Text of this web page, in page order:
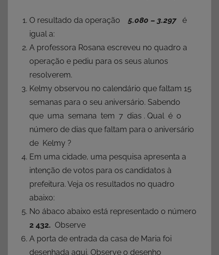
O resultado da operação 5.080 – 3.297
é
igual a:
A professora Rosana escreveu no quadro a
operação e pediu para os seus alunos
resolverem.
Kelmy observou no calendário que faltam 15
semanas para o seu aniversário. Sabendo
que uma semana tem 7 dias . Qual é o
número de dias que faltam para o aniversário
de Kelmy ?
Em uma cidade, uma pesquisa apresenta a
intenção de votos para os candidatos à
prefeitura. Veja os resultados no quadro
abaixo:
No ábaco abaixo está representado o número
2 432. Observe
A porta de entrada da casa de Maria foi
desenhada aqui. Observe o desenho